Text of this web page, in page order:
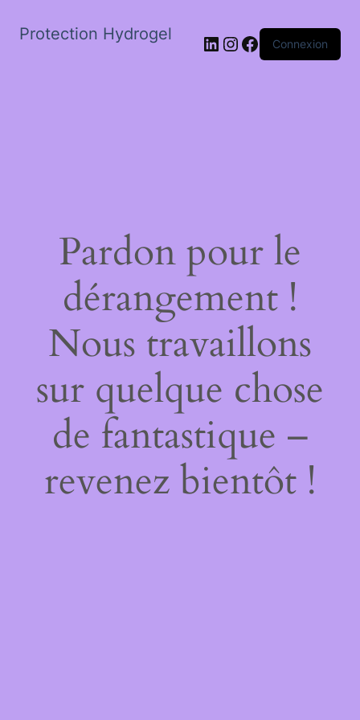
Protection Hydrogel LinkedIn
Instagram
Facebook
Connexion
Pardon pour le
dérangement !
Nous travaillons
sur quelque chose
de fantastique –
revenez bientôt !